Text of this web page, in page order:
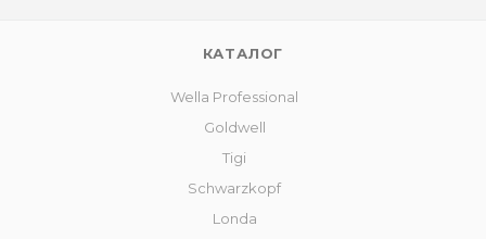
КАТАЛОГ
Wella Professional
Goldwell
Tigi
Schwarzkopf
Londa